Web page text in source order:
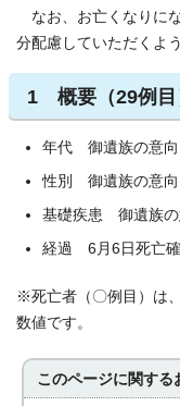
なお、お亡くなりに
分配慮していただくよ
1 概要（29例目
年代 御遺族の意向
性別 御遺族の意向
基礎疾患 御遺族の
経過 6月6日死亡確
※死亡者（〇例目）は
数値です。
このページに関する